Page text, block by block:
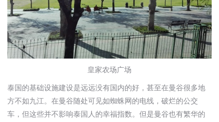
皇家农场广场
泰国的基础设施建设是远远没有国内的好，甚至在曼谷很多地
方不如九江。在曼谷随处可见如蜘蛛网的电线，破烂的公交
车，但这些并不影响泰国人的幸福指数。但是曼谷也有繁华的